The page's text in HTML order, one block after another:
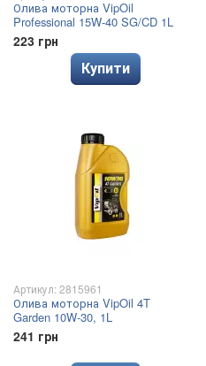
Олива моторна VipOil
Professional 15W-40 SG/CD 1L
223 грн
Купити
Артикул: 2815961
Олива моторна VipOil 4T
Garden 10W-30, 1L
241 грн